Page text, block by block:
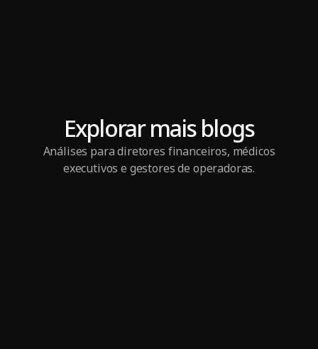
Explorar mais blogs
Análises para diretores financeiros, médicos
executivos e gestores de operadoras.